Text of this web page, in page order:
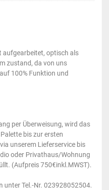
aufgearbeitet, optisch als
zustand, da von uns
100% Funktion und
per Überweisung, wird das
bis zur ersten
unserem Lieferservice bis
oder Privathaus/Wohnung
(Aufpreis 750€inkl.MWST).
unter Tel.-Nr. 023928052504.